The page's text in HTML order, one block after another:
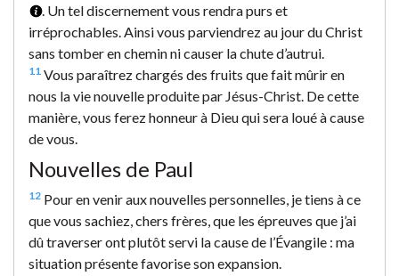
. Un tel discernement vous rendra purs et
irréprochables. Ainsi vous parviendrez au jour du Christ
sans tomber en chemin ni causer la chute d’autrui.
11 Vous paraîtrez chargés des fruits que fait mûrir en
nous la vie nouvelle produite par Jésus-Christ. De cette
manière, vous ferez honneur à Dieu qui sera loué à cause
de vous.
Nouvelles de Paul
12 Pour en venir aux nouvelles personnelles, je tiens à ce
que vous sachiez, chers frères, que les épreuves que j’ai
dû traverser ont plutôt servi la cause de l’Évangile : ma
situation présente favorise son expansion.